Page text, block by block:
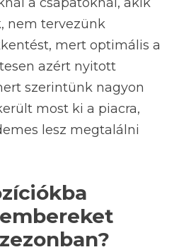
nem tervezünk
mert optimális a
azért nyitott
szerintünk nagyon
most ki a piacra,
lesz megtalálni